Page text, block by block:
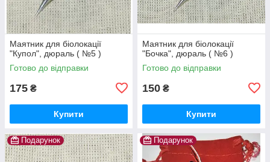
Маятник для біолокації
"Купол", дюраль ( №5 )
Готово до відправки
175 ₴
Купити
Маятник для біолокації
"Бочка", дюраль ( №6 )
Готово до відправки
150 ₴
Купити
Подарунок Подарунок